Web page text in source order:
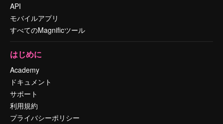
API
モバイルアプリ
すべてのMagnificツール
はじめに
Academy
ドキュメント
サポート
利用規約
プライバシーポリシー